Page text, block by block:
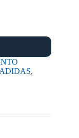
ADIDAS,